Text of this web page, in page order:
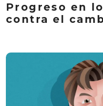
Progreso en
contra el